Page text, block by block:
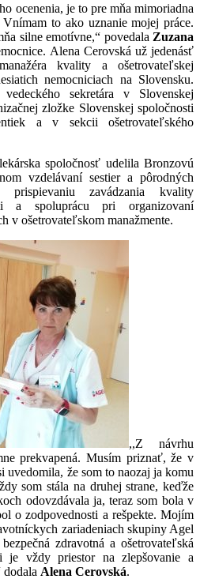
ocenenia, je to pre mňa mimoriadna
to ako uznanie mojej práce.
silne emotívne,“ povedala Zuzana
Alena Cerovská už jedenásť
kvality a ošetrovateľskej
nemocniciach na Slovensku.
sekretára v Slovenskej
zložke Slovenskej spoločnosti
a v sekcii ošetrovateľského
spoločnosť udelila Bronzovú
vzdelávaní sestier a pôrodných
zavádzania kvality
a spoluprácu pri organizovaní
v ošetrovateľskom manažmente.
,,Z návrhu
prekvapená. Musím priznať, že v
uvedomila, že som to naozaj ja komu
som stála na druhej strane, keďže
odovzdávala ja, teraz som bola v
o zodpovednosti a rešpekte. Mojím
zariadeniach skupiny Agel
zdravotná a ošetrovateľská
je vždy priestor na zlepšovanie a
Alena Cerovská.